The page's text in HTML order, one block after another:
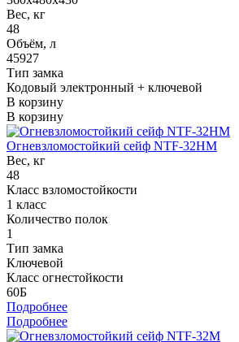
Вес, кг
48
Объём, л
45927
Тип замка
Кодовый электронный + ключевой
В корзину
В корзину
Огневзломостойкий сейф NTF-32HM
Вес, кг
48
Класс взломостойкости
1 класс
Количество полок
1
Тип замка
Ключевой
Класс огнестойкости
60Б
Подробнее
Подробнее